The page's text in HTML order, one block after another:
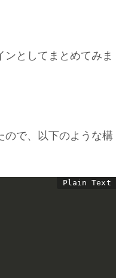
としてまとめてみま
ので、以下のような構